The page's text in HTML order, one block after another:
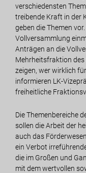
verschiedensten
treibende Kraft in der
geben die Themen
Vollversammlung
Anträgen an die
Mehrheitsfraktion des
zeigen, wer wirklich
informieren LK-
freiheitliche
Die Themenbereiche
sollen die Arbeit der
auch das
ein Verbot
die im Großen und
mit dem wertvollen